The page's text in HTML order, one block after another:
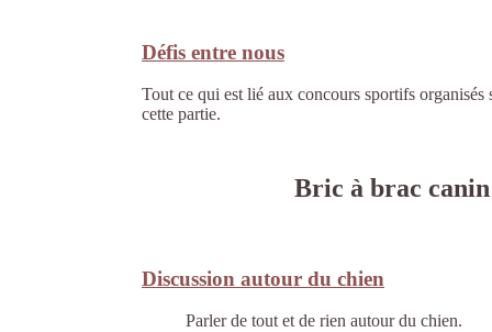
Défis entre nous
Tout ce qui est lié aux concours sportifs organisés
cette partie.
Bric à brac canin
Discussion autour du chien
Parler de tout et de rien autour du chien.